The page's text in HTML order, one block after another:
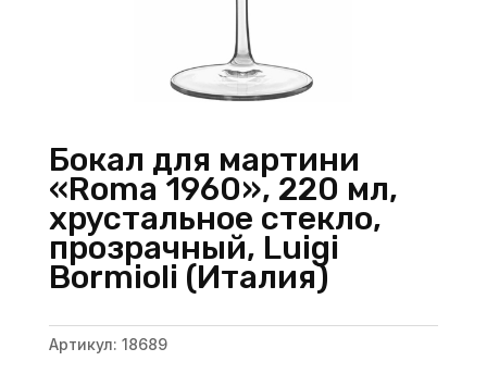
Бокал для мартини
«Roma 1960», 220 мл,
хрустальное стекло,
прозрачный, Luigi
Bormioli (Италия)
Артикул: 18689